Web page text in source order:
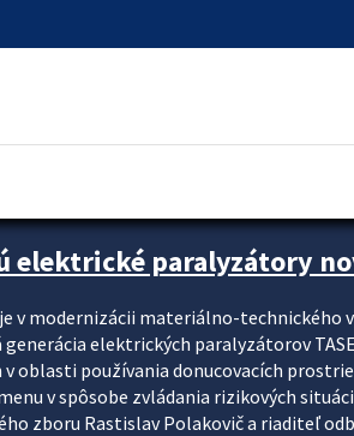
elektrické paralyzátory
v modernizácii materiálno-technického
elektrických paralyzátorov
oblasti používania donucovacích
v spôsobe zvládania rizikových
zboru Rastislav Polakovič a riaditeľ